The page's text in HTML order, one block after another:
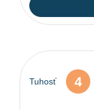
Tuhosť 4